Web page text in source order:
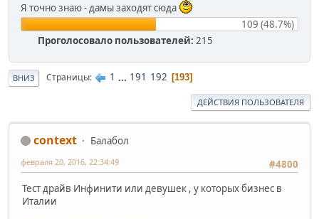
Я точно знаю - дамы заходят сюда
109 (48.7%)
Проголосовало пользователей: 215
ВНИЗ Страницы 1 ... 191 192 193
ДЕЙСТВИЯ ПОЛЬЗОВАТЕЛЯ
context
Балабол
#4800
февраля 20, 2016, 22:34:49
Тест драйв Инфинити или девушек , у которых бизнес в
Италии